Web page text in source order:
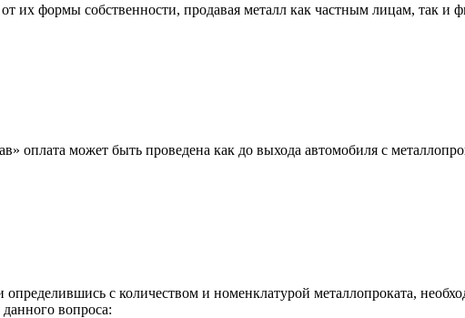
их формы собственности, продавая металл как частным лицам, так
оплата может быть проведена как до выхода автомобиля с
с количеством и номенклатурой металлопроката,
вопроса: